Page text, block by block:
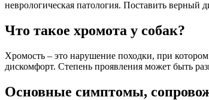
неврологическая патология. Поставить верный
Что такое хромота у собак?
Хромость – это нарушение походки, при
дискомфорт. Степень проявления может быть
Основные симптомы,